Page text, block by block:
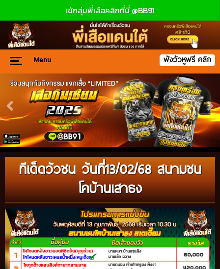
เข้กลุ่มพี่เสือคลิกที่นี่ @BB91
Menu ฟังวัวหูฟรี คลิก
ทีเด็ดวัวชน วันที่13/02/68 สนามชน
โคบ้านเสาธง